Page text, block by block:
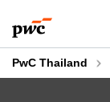
to
content
to
footer
PwC Thailand